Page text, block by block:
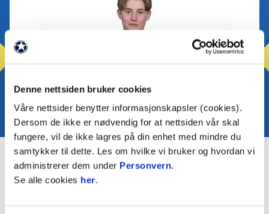
Denne nettsiden bruker cookies
Våre nettsider benytter informasjonskapsler (cookies).
Dersom de ikke er nødvendig for at nettsiden vår skal
fungere, vil de ikke lagres på din enhet med mindre du
samtykker til dette. Les om hvilke vi bruker og hvordan vi
administrerer dem under Personvern.
Se alle cookies her.
Karl William Moen
ANGREPSSPILLER